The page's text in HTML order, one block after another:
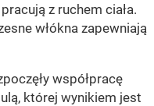
z ruchem ciała.
włókna zapewniają
współpracę
której wynikiem jest